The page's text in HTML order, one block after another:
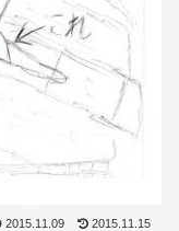
2015.11.09 2015.11.15